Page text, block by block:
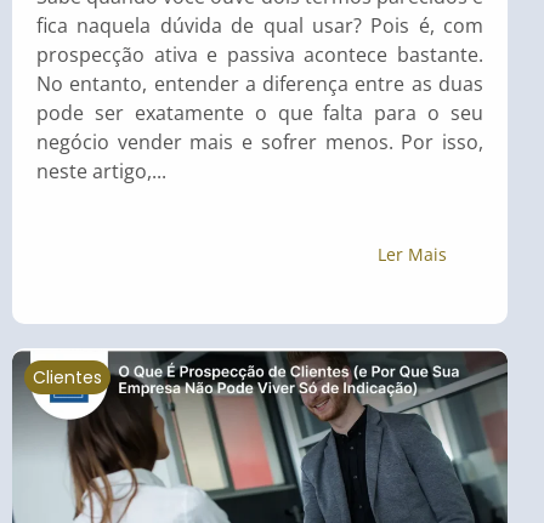
fica naquela dúvida de qual usar? Pois é, com
prospecção ativa e passiva acontece bastante.
No entanto, entender a diferença entre as duas
pode ser exatamente o que falta para o seu
negócio vender mais e sofrer menos. Por isso,
neste artigo,...
Ler Mais
Clientes